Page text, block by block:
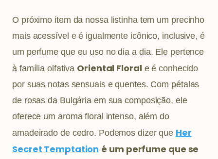
O próximo item da nossa listinha tem um precinho
mais acessível e é igualmente icônico, inclusive, é
um perfume que eu uso no dia a dia. Ele pertence
à família olfativa Oriental Floral e é conhecido
por suas notas sensuais e quentes. Com pétalas
de rosas da Bulgária em sua composição, ele
oferece um aroma floral intenso, além do
amadeirado de cedro. Podemos dizer que Her
Secret Temptation é um perfume que se